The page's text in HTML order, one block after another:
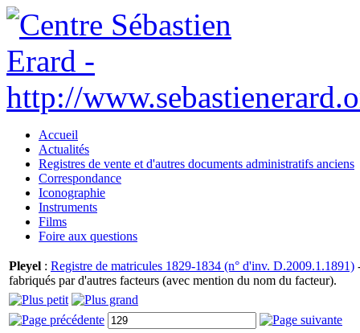
Accueil
Actualités
Registres de vente et d'autres documents administratifs anciens
Correspondance
Iconographie
Instruments
Films
Foire aux questions
Pleyel : Registre de matricules 1829-1834 (n° d'inv. D.2009.1.1891)
fabriqués par d'autres facteurs (avec mention du nom du facteur).